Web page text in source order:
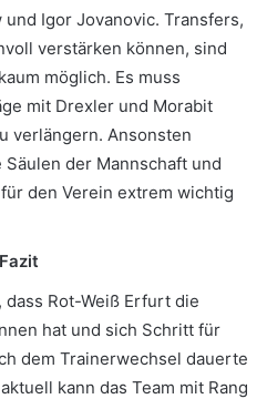
Igor Jovanovic. Transfers,
verstärken können, sind
möglich. Es muss
mit Drexler und Morabit
verlängern. Ansonsten
der Mannschaft und
den Verein extrem wichtig
Fazit
dass Rot-Weiß Erfurt die
hat und sich Schritt für
dem Trainerwechsel dauerte
kann das Team mit Rang